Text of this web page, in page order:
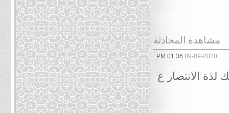
مشاهدة المحادثة
09-09-2020
01:36 PM
لذة الانتصار ع